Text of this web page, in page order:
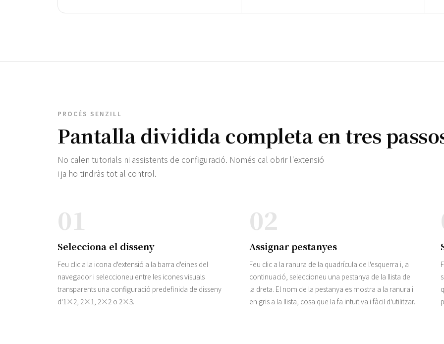
PROCÉS SENZILL
Pantalla dividida completa en tres
No calen tutorials ni assistents de configuració. Només cal obrir l'extensió
i ja ho tindràs tot al control.
01
Selecciona el disseny
Feu clic a la icona d'extensió a la barra d'eines del
navegador i seleccioneu entre les icones visuals
transparents una configuració predefinida de disseny
d'1×2, 2×1, 2×2 o 2×3.
02
Assignar pestanyes
Feu clic a la ranura de la quadrícula de l'esquerra i, a
continuació, seleccioneu una pestanya de la llista de
la dreta. El nom de la pestanya es mostra a la ranura i
en gris a la llista, cosa que la fa intuïtiva i fàcil d'utilitzar.